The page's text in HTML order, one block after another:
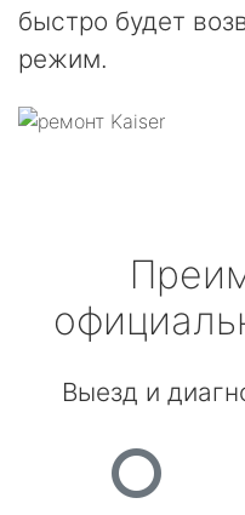
быстро будет
режим.
Выезд и